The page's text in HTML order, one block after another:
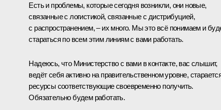
Есть и проблемы, которые сегодня возникли, они новые,
связанные с логистикой, связанные с дистрибуцией,
с распространением, – их много. Мы это всё понимаем и
стараться по всем этим линиям с вами работать.
Надеюсь, что Министерство с вами в контакте, вас слышит,
ведёт себя активно на правительственном уровне,
ресурсы соответствующие своевременно получить.
Обязательно будем работать.